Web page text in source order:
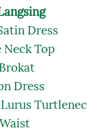
Dress
Neck Top
Dress
Lurus